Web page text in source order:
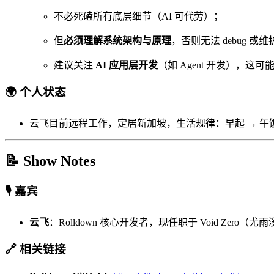
不必死磕所有底层细节（AI 可代劳）；
但必须理解系统架构与原理，否则无法 debug 或
建议关注 AI 应用层开发 （如 Agent 开发），这可
🌍 个人状态
云飞目前远程工作，定居新加坡，生活规律：早起 →
📝 Show Notes
🎙️ 嘉宾
云飞：Rolldown 核心开发者，现任职于 Void Zero（尤
🔗 相关链接